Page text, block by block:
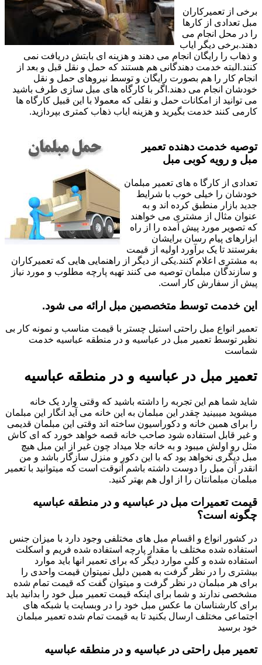
برخی از تعمیرکاران
مبل تعدادی از کارها
را در محل انجام می
دهند.برخی دیگر ایاب
و ذهاب را رایگان انجام می دهند و هزینه ای بابتش دریافت نمی
کنند.البته خدمت دهندگانی هم هستند که حمل و نقل قبل و بعد از
انجام کار را هم بصورت رایگان و توسط نیروهای حمل و نقل
خودشان انجام می دهند.اگر با کارگاه های مبل سازی طرف باشید
می توانید از امکانات حمل و نقلی که معمولا با این قبیل کارگاه ها
کارمی کنند خدمت بگیرید و هزینه ایاب ذهاب کمتری بپردازید.
توصیه خدمت دهنده تعمیر
مبل و رویه کوبی مبل
تعدادی از کارگا ه های تعمیر مبلمان
خودشان را خیلی خوب با شرایط
جدید بازار منطبق کرده اند و به
عنوان مثال از مشتری می خواهند
که تصویر مورد پیش آمده را از راه
ابزارهای پیام رسان برایشان
بفرستند تا یک برآورد اولیه از قیمت
به مشتری اعلام کنند.یکی از دیگر از راهنمایی هایی که تعمیرکاران
و سازندگان مبلمان توصیه می کنند تهیه پارچه مطلوب و مورد نیاز
پیش از سفارش کار است.
این خدمت توسط متخصصین مبل ارائه می شود.
تعمیر انواع مبل راحتی استیل چستر با قیمت مناسب و نمونه کار بی
نظیر توسط تعمیر مبل در عباسیه و در منطقه عباسیه خدمت
شماست
تعمیر مبل در عباسیه و در منطقه عباسیه
شاید شما هم این تجربه را داشته باشید که وقتی وارد یک خانه
میشوید میبینید چقدر این مبلمان به این خانه می آید انگار این مبلمان
را برای همین خانه و دکوراسیون ساخته اند وقتی این مبلمان قدیمی
و غیر قابل استفاده شود صاحب خانه قصه خواهد خورد که ای کاش
مثل رو اولش میبود و به خانه جلا میداد چون غیر از این مبل هیچ
مبل دیگری نخواهد بود که با این دکور و منزل سازگار باشد و من
انقدر آن مبل را دوست داشته باشم آنوقت است که میتوانید با تعمیر
مبلمان مبلمانتان را از اول هم بهتر کنید.
قیمت تعمیرات مبل در عباسیه و در منطقه عباسیه
چگونه است؟
در کشور انواع و اقسام مبل های مختلفی وجود دارد با میزان جنس
استفاده شده مختلف با مقدار پارچه استفاده شده فریم و اسکلت
استفاده شده و کلی موارد دیگر که برای تعمیر انها باید موارد
بیشتری را در نظر گرفت به همین دلیل نمیتوان قیمت واحدی را
برای هر مبلمان در نظر گرفت و میتوان گفت که قیمت تمام شده
مشخصی ندارند و شما برای اینکه قیمت تعمیر مبل خود را بدانید باید
برای کارشناسان ما عکس مبل خود را در وبسایت یا شبکه های
اجتماعی مختلف ارسال بکنید تا به قیمت تمام شده تعمیر مبلمان
خود برسید
تعمیر مبل راحتی در عباسیه و در منطقه عباسیه